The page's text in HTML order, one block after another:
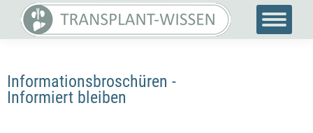
Informationsbroschüren -
Informiert bleiben